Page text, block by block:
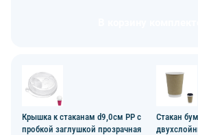
Крышка к стаканам d9,0см PP с
пробкой заглушкой прозрачная
Стакан